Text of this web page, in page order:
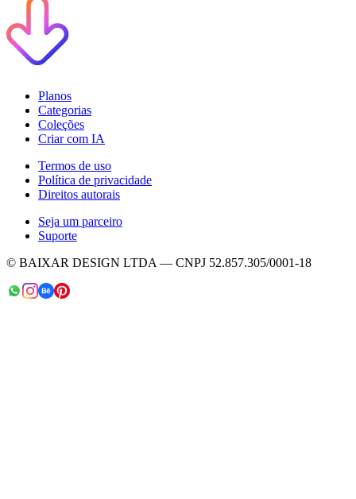
Planos
Categorias
Coleções
Criar com IA
Termos de uso
Política de privacidade
Direitos autorais
Seja um parceiro
Suporte
© BAIXAR DESIGN LTDA — CNPJ 52.857.305/0001-18